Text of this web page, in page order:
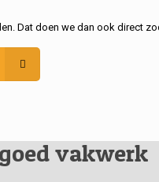
Dat doen we dan ook direct
vakwerk